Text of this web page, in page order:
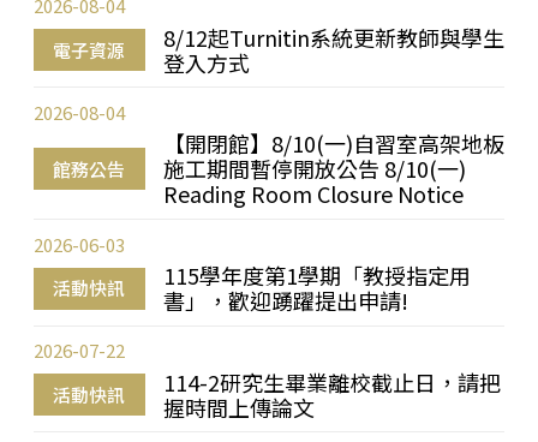
電子資源
8/12起Turnitin系統更新教師與學生
登入方式
2026-08-04
館務公告
【開閉館】8/10(一)自習室高架地板
施工期間暫停開放公告 8/10(一)
Reading Room Closure Notice
2026-08-04
活動快訊
115學年度第1學期「教授指定用
書」，歡迎踴躍提出申請!
2026-06-03
活動快訊
114-2研究生畢業離校截止日，請把
握時間上傳論文
2026-07-22